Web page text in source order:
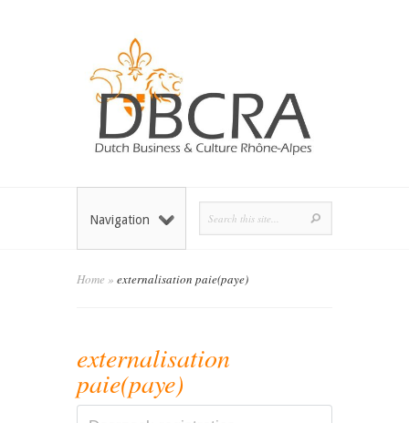
Navigation
Home » externalisation paie(paye)
externalisation
paie(paye)